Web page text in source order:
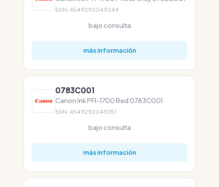
EAN: 4549292049244
bajo consulta
más información
0783C001
Canon Ink PFI-1700 Red 0783C001
EAN: 4549292049251
bajo consulta
más información